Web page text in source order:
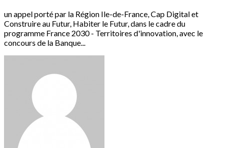
un appel porté par la Région Ile-de-France, Cap Digital et
Construire au Futur, Habiter le Futur, dans le cadre du
programme France 2030 - Territoires d'innovation, avec le
concours de la Banque...